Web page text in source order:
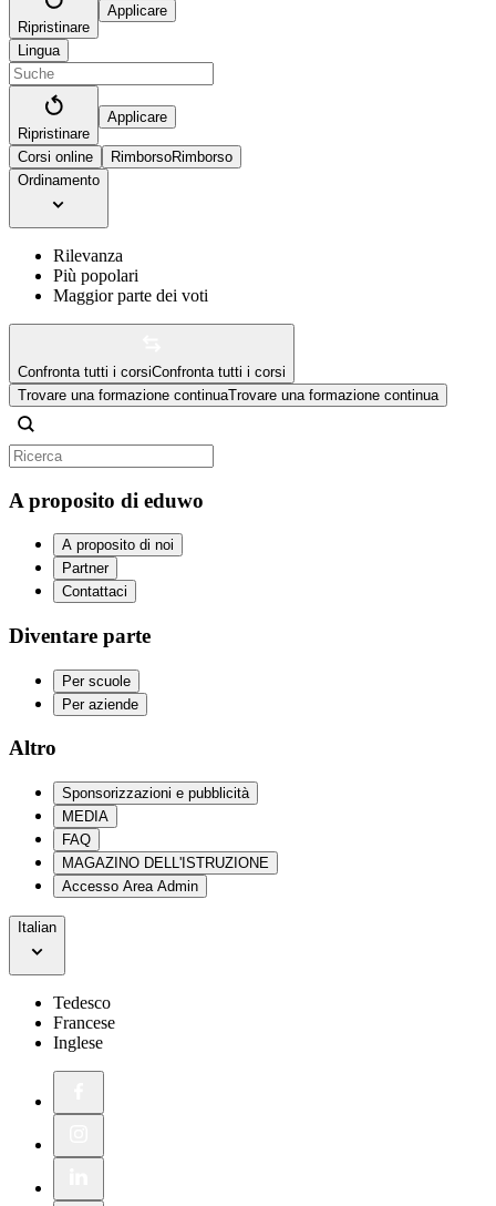
Ripristinare
Applicare
Lingua
Ripristinare
Applicare
Corsi online RimborsoRimborso
Ordinamento
Rilevanza
Più popolari
Maggior parte dei voti
Confronta tutti i corsiConfronta tutti i corsi
Trovare una formazione continuaTrovare una formazione continua
A proposito di eduwo
A proposito di noi
Partner
Contattaci
Diventare parte
Per scuole
Per aziende
Altro
Sponsorizzazioni e pubblicità
MEDIA
FAQ
MAGAZINO DELL'ISTRUZIONE
Accesso Area Admin
Italian
Tedesco
Francese
Inglese